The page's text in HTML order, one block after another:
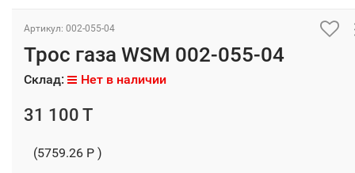
Артикул: 002-055-04
Трос газа WSM 002-055-04
Склад: Нет в наличии
31 100 T
(5759.26 P )